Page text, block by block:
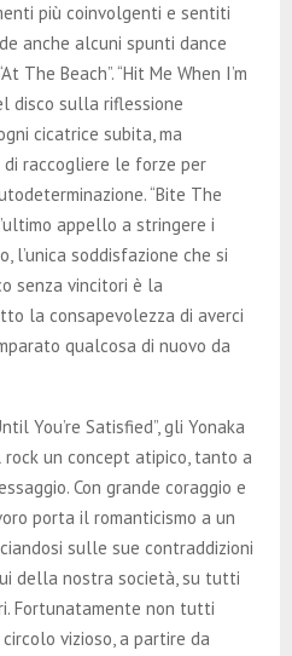
più coinvolgenti e sentiti
anche alcuni spunti dance
The Beach”. “Hit Me When I’m
disco sulla riflessione
cicatrice subita, ma
raccogliere le forze per
“Bite The
appello a stringere i
l’unica soddisfazione che si
senza vincitori è la
la consapevolezza di averci
qualcosa di nuovo da
You’re Satisfied”, gli Yonaka
un concept atipico, tanto a
Con grande coraggio e
porta il romanticismo a un
sulle sue contraddizioni
della nostra società, su tutti
Fortunatamente non tutti
vizioso, a partire da